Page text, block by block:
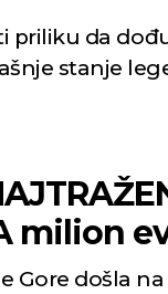
priliku da
stanje
milion
Gore došla